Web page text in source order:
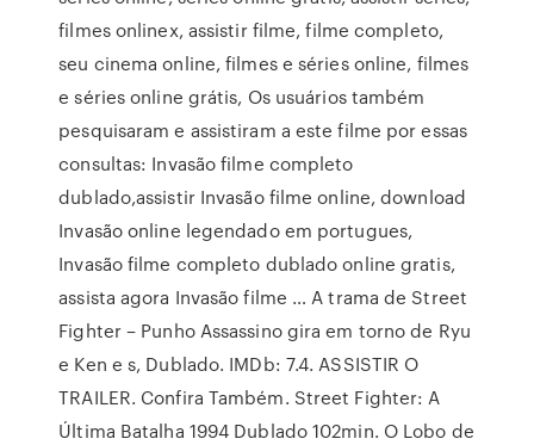
filmes onlinex, assistir filme, filme completo,
seu cinema online, filmes e séries online, filmes
e séries online grátis, Os usuários também
pesquisaram e assistiram a este filme por essas
consultas: Invasão filme completo
dublado,assistir Invasão filme online, download
Invasão online legendado em portugues,
Invasão filme completo dublado online gratis,
assista agora Invasão filme … A trama de Street
Fighter – Punho Assassino gira em torno de Ryu
e Ken e s, Dublado. IMDb: 7.4. ASSISTIR O
TRAILER. Confira Também. Street Fighter: A
Última Batalha 1994 Dublado 102min. O Lobo de